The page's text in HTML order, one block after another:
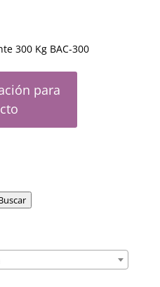
300 Kg BAC-300
para